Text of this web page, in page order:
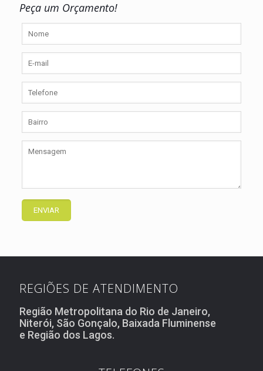
Peça um Orçamento!
REGIÕES DE ATENDIMENTO
Região Metropolitana do Rio de Janeiro,
Niterói, São Gonçalo, Baixada Fluminense
e Região dos Lagos.